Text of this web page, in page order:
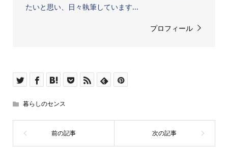
たいと思い、日々執筆しています...
プロフィール
暮らしのセンス